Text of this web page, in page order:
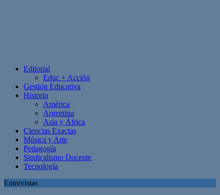
Editorial
Educ + Acción
Gestión Educativa
Historia
América
Argentina
Asia y África
Ciencias Exactas
Música y Arte
Pedagogía
Sindicalismo Docente
Tecnología
Entrevistas